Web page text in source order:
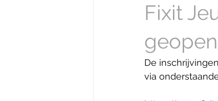
Fixit
De
via